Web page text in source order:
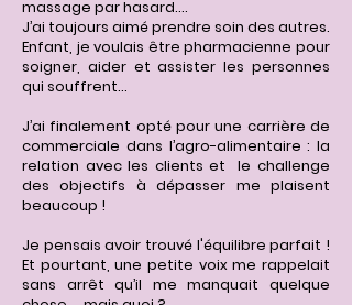
massage par hasard….
J’ai toujours aimé prendre soin des autres.
Enfant, je voulais être pharmacienne pour
soigner, aider et assister les personnes
qui souffrent…
J’ai finalement opté pour une carrière de
commerciale dans l’agro-alimentaire : la
relation avec les clients et le challenge
des objectifs à dépasser me plaisent
beaucoup !
Je pensais avoir trouvé l'équilibre parfait !
Et pourtant, une petite voix me rappelait
sans arrêt qu’il me manquait quelque